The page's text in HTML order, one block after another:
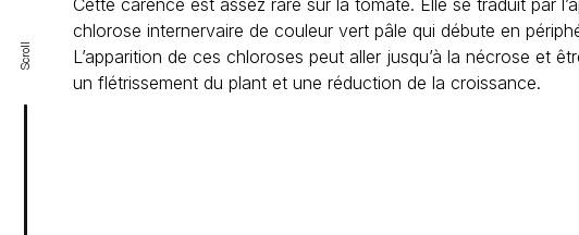
Scroll
Cette carence est assez rare sur la tomate. Elle se traduit par
chlorose internervaire de couleur vert pâle qui débute en
L’apparition de ces chloroses peut aller jusqu’à la nécrose et
un flétrissement du plant et une réduction de la croissance.